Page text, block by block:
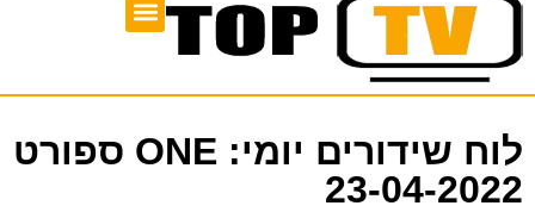
לוח שידורים יומי: ONE ספורט
23-04-2022